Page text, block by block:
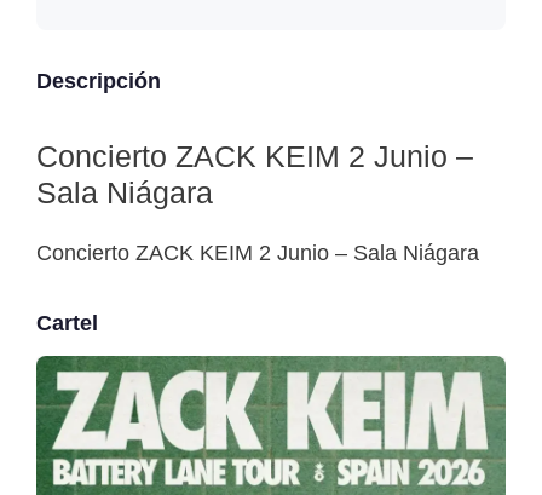
Descripción
Concierto ZACK KEIM 2 Junio –
Sala Niágara
Concierto ZACK KEIM 2 Junio – Sala Niágara
Cartel